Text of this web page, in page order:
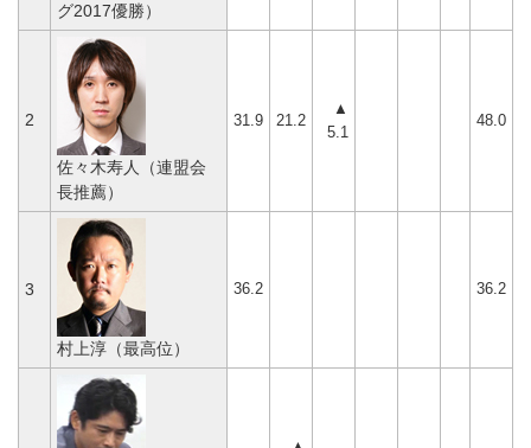
グ2017優勝）
2
佐々木寿人（連盟会
長推薦）
31.9 21.2
▲
5.1
48.0
3
村上淳（最高位）
36.2 36.2